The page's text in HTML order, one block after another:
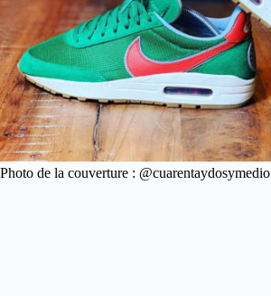
Photo de la couverture : @cuarentaydosymedio